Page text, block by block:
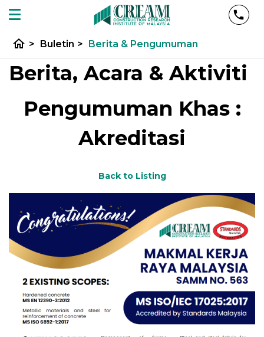
home > Buletin > Berita & Pengumuman
Berita, Acara & Aktiviti
Pengumuman Khas :
Akreditasi
Back to Listing